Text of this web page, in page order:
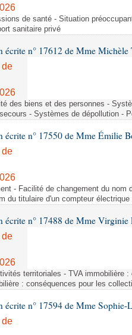
de santé - Situation
sanitaire privé
écrite n° 17612 de Mme Michèle
de
des biens et des personnes -
- Systèmes de dépollution -
écrite n° 17550 de Mme Émilie
de
- Facilité de changement du
du titulaire d'un compteur électrique
écrite n° 17488 de Mme
de
territoriales - TVA immobilière
: conséquences pour les
écrite n° 17594 de Mme Sophie-
de